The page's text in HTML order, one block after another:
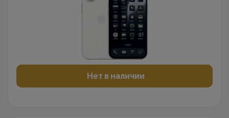
Нет в наличии